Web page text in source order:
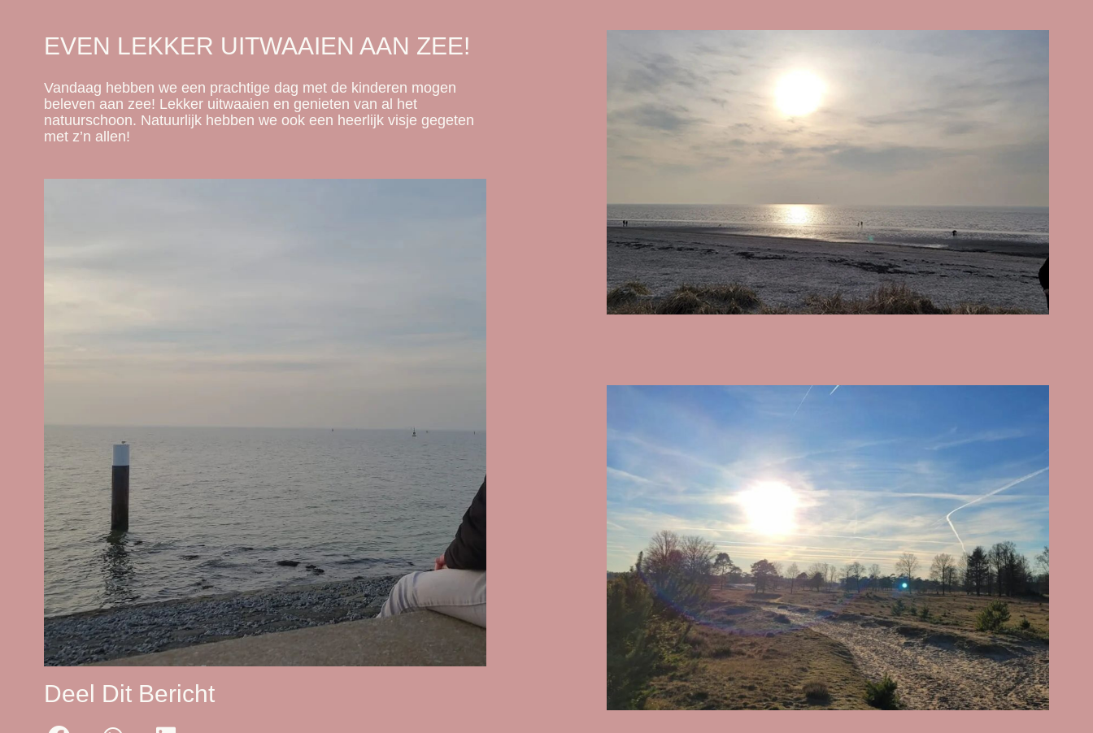
EVEN LEKKER UITWAAIEN AAN ZEE!
Vandaag hebben we een prachtige dag met de kinderen mogen
beleven aan zee! Lekker uitwaaien en genieten van al het
natuurschoon. Natuurlijk hebben we ook een heerlijk visje gegeten
met z’n allen!
Deel Dit Bericht